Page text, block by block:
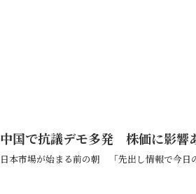
中国で抗議デモ多発 株価に影響
日本市場が始まる前の朝 「先出し情報で今日